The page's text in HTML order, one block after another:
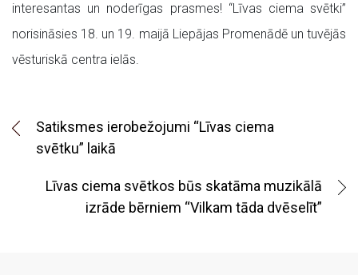
interesantas un noderīgas prasmes! “Līvas ciema svētki”
norisināsies 18. un 19. maijā Liepājas Promenādē un tuvējās
vēsturiskā centra ielās.
Satiksmes ierobežojumi “Līvas ciema
svētku” laikā
Līvas ciema svētkos būs skatāma muzikālā
izrāde bērniem “Vilkam tāda dvēselīt”